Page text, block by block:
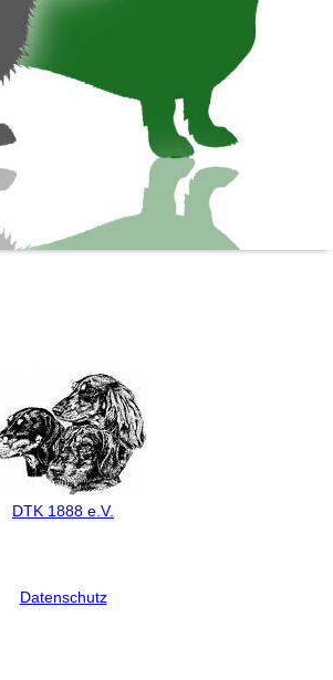
DTK 1888 e.V.
Datenschutz